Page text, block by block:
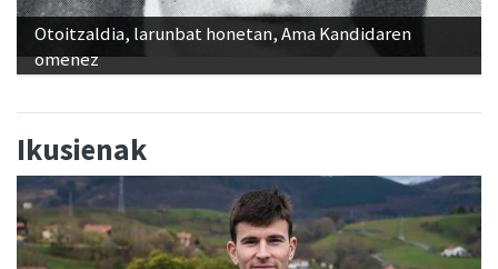
Otoitzaldia, larunbat honetan, Ama Kandidaren
omenez
Ikusienak